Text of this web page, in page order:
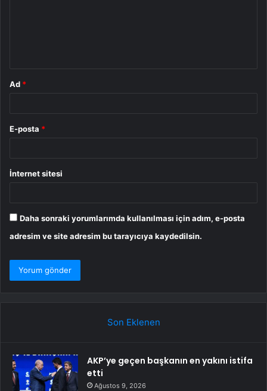
Ad *
E-posta *
İnternet sitesi
Daha sonraki yorumlarımda kullanılması için adım, e-posta
adresim ve site adresim bu tarayıcıya kaydedilsin.
Son Eklenen
AKP’ye geçen başkanın en yakını istifa
etti
Ağustos 9, 2026